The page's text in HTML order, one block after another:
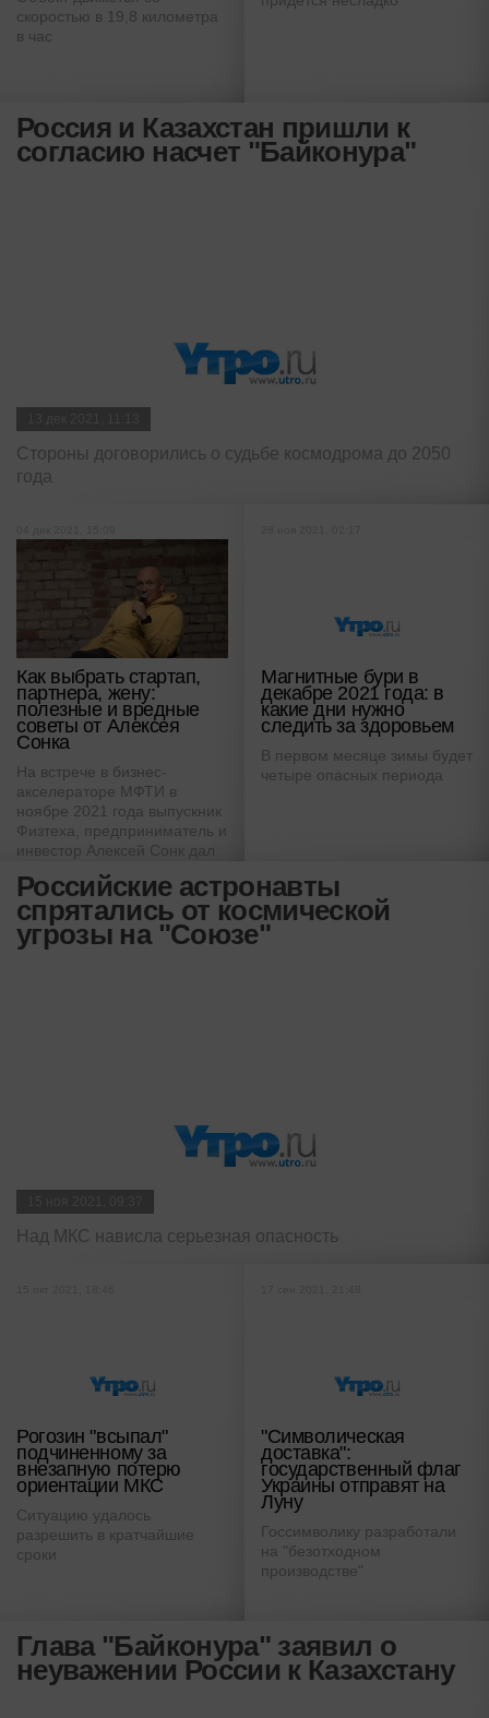
скоростью в 19,8 километра
в час
Россия и Казахстан пришли к
согласию насчет "Байконура"
Стороны договорились о судьбе космодрома до 2050
года
Как выбрать стартап,
партнера, жену:
полезные и вредные
советы от Алексея
Сонка
На встрече в бизнес-
акселераторе МФТИ в
ноябре 2021 года выпускник
Физтеха, предприниматель и
инвестор Алексей Сонк дал
ответы на вопросы
слушателей
Магнитные бури в
декабре 2021 года: в
какие дни нужно
следить за здоровьем
В первом месяце зимы будет
четыре опасных периода
Российские астронавты
спрятались от космической
угрозы на "Союзе"
Над МКС нависла серьезная опасность
Рогозин "всыпал"
подчиненному за
внезапную потерю
ориентации МКС
Ситуацию удалось
разрешить в кратчайшие
сроки
"Символическая
доставка":
государственный флаг
Украины отправят на
Луну
Госсимволику разработали
на "безотходном
производстве"
Глава "Байконура" заявил о
неуважении России к Казахстану